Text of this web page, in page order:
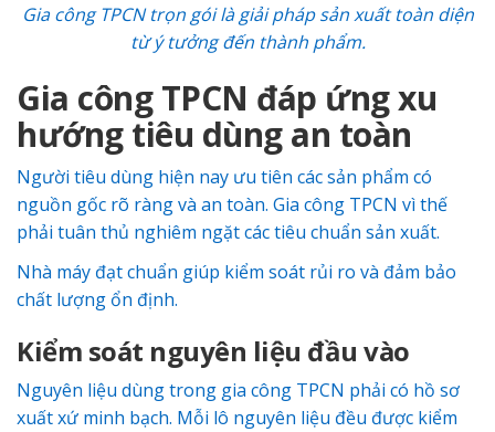
Gia công TPCN trọn gói là giải pháp sản xuất toàn diện
từ ý tưởng đến thành phẩm.
Gia công TPCN đáp ứng xu
hướng tiêu dùng an toàn
Người tiêu dùng hiện nay ưu tiên các sản phẩm có
nguồn gốc rõ ràng và an toàn. Gia công TPCN vì thế
phải tuân thủ nghiêm ngặt các tiêu chuẩn sản xuất.
Nhà máy đạt chuẩn giúp kiểm soát rủi ro và đảm bảo
chất lượng ổn định.
Kiểm soát nguyên liệu đầu vào
Nguyên liệu dùng trong gia công TPCN phải có hồ sơ
xuất xứ minh bạch. Mỗi lô nguyên liệu đều được kiểm